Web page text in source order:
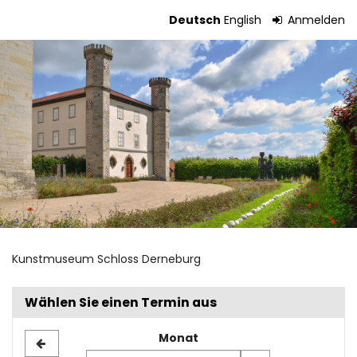
Inhalt
springen
Deutsch English Anmelden
Tickets
Kunstmuseum Schloss Derneburg
Wählen Sie einen Termin aus
Monat